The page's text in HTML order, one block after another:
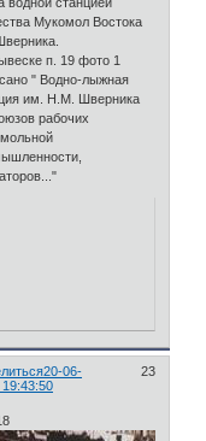
Мукомол Востока
п. 19 фото 1
" Водно-лыжная
им. Н.М. Шверника
рабочих
23
20-06-